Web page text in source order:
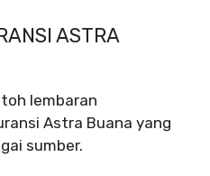
ASTRA
lembaran
Astra Buana yang
sumber.